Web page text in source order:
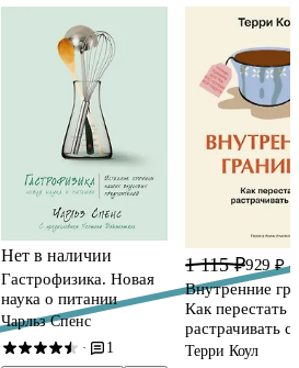
Нет в наличии
Гастрофизика. Новая
наука о питании
Чарльз Спенс
· 1
1 115 ₽929 ₽ -
Внутренние
Как перестать
растрачивать
Терри Коул